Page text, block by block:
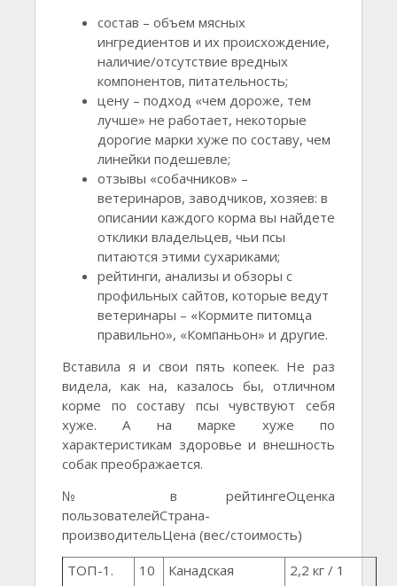
состав – объем мясных
ингредиентов и их происхождение,
наличие/отсутствие вредных
компонентов, питательность;
цену – подход «чем дороже, тем
лучше» не работает, некоторые
дорогие марки хуже по составу, чем
линейки подешевле;
отзывы «собачников» –
ветеринаров, заводчиков, хозяев: в
описании каждого корма вы найдете
отклики владельцев, чьи псы
питаются этими сухариками;
рейтинги, анализы и обзоры с
профильных сайтов, которые ведут
ветеринары – «Кормите питомца
правильно», «Компаньон» и другие.
Вставила я и свои пять копеек. Не раз
видела, как на, казалось бы, отличном
корме по составу псы чувствуют себя
хуже. А на марке хуже по
характеристикам здоровье и внешность
собак преображается.
№ в рейтингеОценка
пользователейСтрана-
производительЦена (вес/стоимость)
ТОП-1.
10
Канадская
2,2 кг / 1